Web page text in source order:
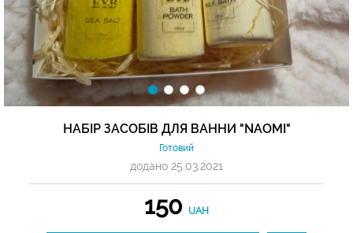
НАБІР ЗАСОБІВ ДЛЯ ВАННИ "NAOMI"
Готовий
додано 25.03.2021
150 UAH